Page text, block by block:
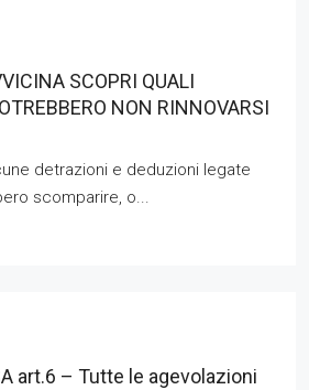
SCOPRI QUALI
NON RINNOVARSI
detrazioni e deduzioni legate
scomparire, o...
art.6 – Tutte le agevolazioni